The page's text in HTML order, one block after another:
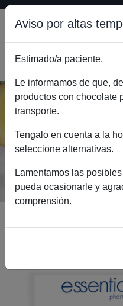
Caja de 30
raciones)
Inicio
Catálogo
Aviso por altas
Estimado/a paciente,
Le informamos de que,
productos con chocolate
transporte.
Tengalo en cuenta a la
seleccione alternativas.
Lamentamos las
pueda ocasionarle y
comprensión.